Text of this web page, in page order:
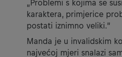
„Problemi s kojima se
karaktera, primjerice
postati iznimno veliki.”
Manda je u invalidskim
najvećoj mjeri snalazi